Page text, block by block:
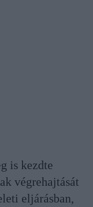
is kezdte
végrehajtását
eljárásban,